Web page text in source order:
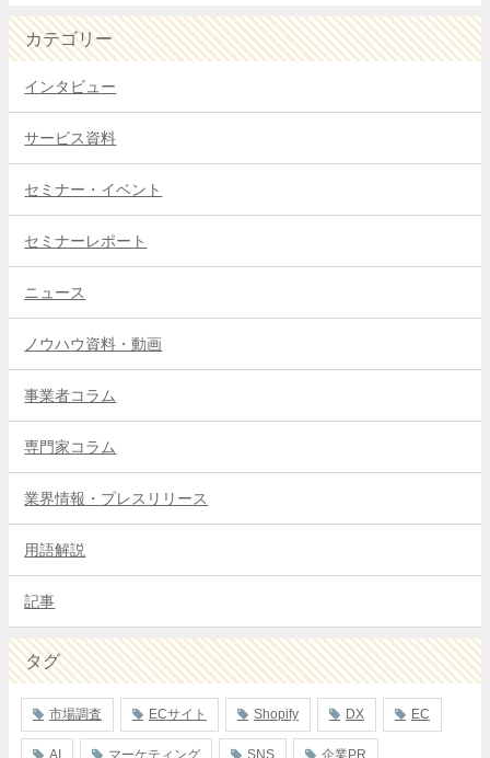
カテゴリー
インタビュー
サービス資料
セミナー・イベント
セミナーレポート
ニュース
ノウハウ資料・動画
事業者コラム
専門家コラム
業界情報・プレスリリース
用語解説
記事
タグ
市場調査 ECサイト Shopify DX EC
AI マーケティング SNS 企業PR